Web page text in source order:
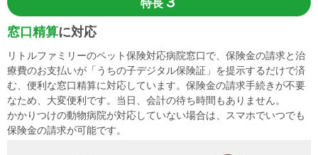
特長
窓口精算に対応
リトルファミリーのペット保険対応病院窓口で、保険金の請求と治
療費のお支払いが「うちの子デジタル保険証」を提示するだけで済
む、便利な窓口精算に対応しています。保険金の請求手続きが不要
なため、大変便利です。当日、会計の待ち時間もありません。
かかりつけの動物病院が対応していない場合は、スマホでいつでも
保険金の請求が可能です。